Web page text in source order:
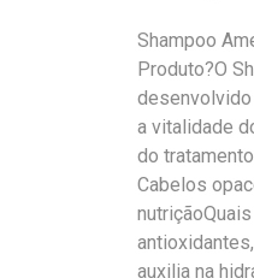
Shampoo
Produto?O
desenvolvido
a vitalidade
do
Cabelos
auxilia na